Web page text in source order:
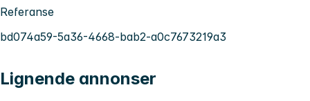
Referanse
bd074a59-5a36-4668-bab2-a0c7673219a3
Lignende annonser